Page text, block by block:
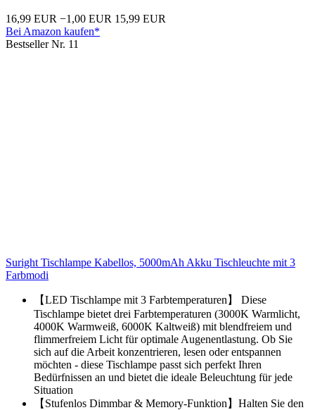
16,99 EUR −1,00 EUR 15,99 EUR
Bei Amazon kaufen*
Bestseller Nr. 11
Suright Tischlampe Kabellos, 5000mAh Akku Tischleuchte mit 3
Farbmodi
【LED Tischlampe mit 3 Farbtemperaturen】 Diese
Tischlampe bietet drei Farbtemperaturen (3000K Warmlicht,
4000K Warmweiß, 6000K Kaltweiß) mit blendfreiem und
flimmerfreiem Licht für optimale Augenentlastung. Ob Sie
sich auf die Arbeit konzentrieren, lesen oder entspannen
möchten - diese Tischlampe passt sich perfekt Ihren
Bedürfnissen an und bietet die ideale Beleuchtung für jede
Situation
【Stufenlos Dimmbar & Memory-Funktion】Halten Sie den